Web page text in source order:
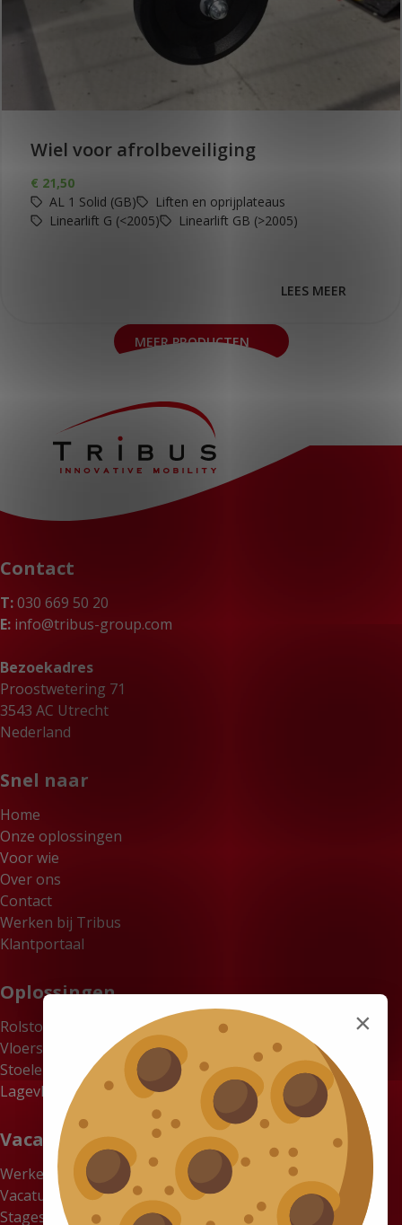
Wiel voor afrolbeveiliging
€ 21,50
AL 1 Solid (GB)
Liften en oprijplateaus
Linearlift G (<2005)
Linearlift GB (>2005)
LEES MEER
MEER PRODUCTEN
Contact
T:030 669 50 20
E: info@tribus-group.com
Bezoekadres
Proostwetering 71
3543 AC Utrecht
Nederland
Snel naar
Home
Onze oplossingen
Voor wie
Over ons
Contact
Werken bij Tribus
Klantportaal
Oplossingen
Rolstoelbussen
Vloersystemen
Stoelen
Lagevloerbussen
Vacatures
Werken bij Tribus
Vacatures
Stages
×